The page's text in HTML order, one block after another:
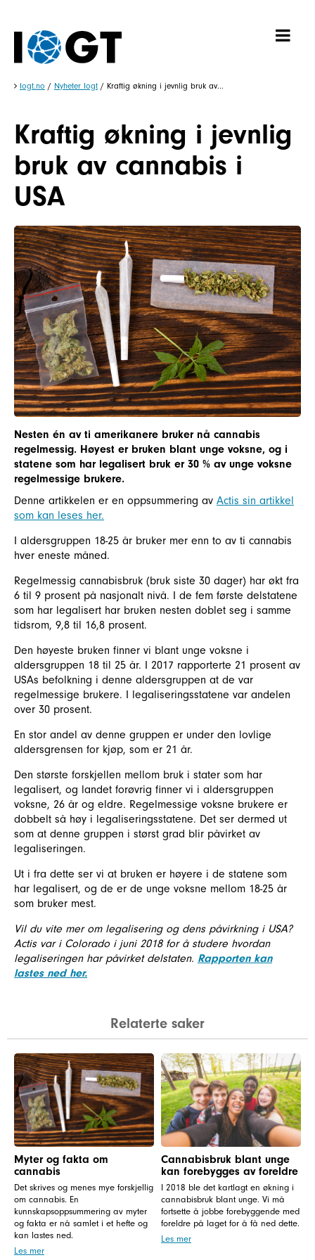
Iogt.no / Nyheter Iogt / Kraftig økning i jevnlig bruk av...
Kraftig økning i jevnlig
bruk av cannabis i
USA
Nesten én av ti amerikanere bruker nå cannabis
regelmessig. Høyest er bruken blant unge voksne, og i
statene som har legalisert bruk er 30 % av unge voksne
regelmessige brukere.
Denne artikkelen er en oppsummering av Actis sin artikkel
som kan leses her.
I aldersgruppen 18-25 år bruker mer enn to av ti cannabis
hver eneste måned.
Regelmessig cannabisbruk (bruk siste 30 dager) har økt fra
6 til 9 prosent på nasjonalt nivå. I de fem første delstatene
som har legalisert har bruken nesten doblet seg i samme
tidsrom, 9,8 til 16,8 prosent.
Den høyeste bruken finner vi blant unge voksne i
aldersgruppen 18 til 25 år. I 2017 rapporterte 21 prosent av
USAs befolkning i denne aldersgruppen at de var
regelmessige brukere. I legaliseringsstatene var andelen
over 30 prosent.
En stor andel av denne gruppen er under den lovlige
aldersgrensen for kjøp, som er 21 år.
Den største forskjellen mellom bruk i stater som har
legalisert, og landet forøvrig finner vi i aldersgruppen
voksne, 26 år og eldre. Regelmessige voksne brukere er
dobbelt så høy i legaliseringsstatene. Det ser dermed ut
som at denne gruppen i størst grad blir påvirket av
legaliseringen.
Ut i fra dette ser vi at bruken er høyere i de statene som
har legalisert, og de er de unge voksne mellom 18-25 år
som bruker mest.
Vil du vite mer om legalisering og dens påvirkning i USA?
Actis var i Colorado i juni 2018 for å studere hvordan
legaliseringen har påvirket delstaten. Rapporten kan
lastes ned her.
Relaterte saker
Myter og fakta om
cannabis
Det skrives og menes mye forskjellig
om cannabis. En
kunnskapsoppsummering av myter
og fakta er nå samlet i et hefte og
kan lastes ned.
Les mer
Cannabisbruk blant unge
kan forebygges av foreldre
I 2018 ble det kartlagt en økning i
cannabisbruk blant unge. Vi må
fortsette å jobbe forebyggende med
foreldre på laget for å få ned dette.
Les mer